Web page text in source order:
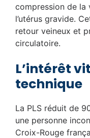
compression de la
l’utérus gravide.
retour veineux et
circulatoire.
L’intérêt
technique
La PLS réduit de
une personne
Croix-Rouge